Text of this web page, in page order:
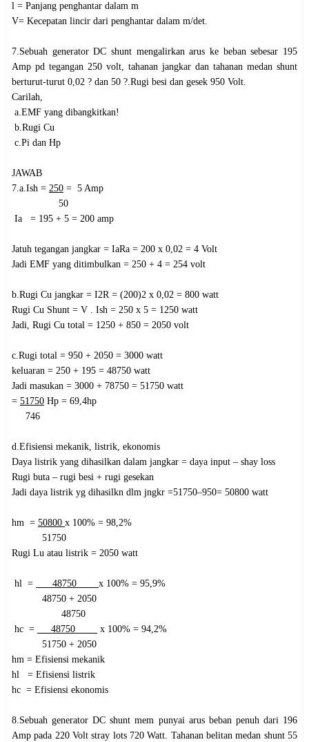
l = Panjang penghantar dalam m
V= Kecepatan lincir dari penghantar dalam m/det.
7.Sebuah generator DC shunt mengalirkan arus ke beban sebesar 195
Amp pd tegangan 250 volt, tahanan jangkar dan tahanan medan shunt
berturut-turut 0,02 ? dan 50 ?.Rugi besi dan gesek 950 Volt.
Carilah,
a.EMF yang dibangkitkan!
b.Rugi Cu
c.Pi dan Hp
JAWAB
7.a.Ish = 250 = 5 Amp
50
Ia = 195 + 5 = 200 amp
Jatuh tegangan jangkar = IaRa = 200 x 0,02 = 4 Volt
Jadi EMF yang ditimbulkan = 250 + 4 = 254 volt
b.Rugi Cu jangkar = I2R = (200)2 x 0,02 = 800 watt
Rugi C­u Shunt = V . Ish = 250 x 5 = 1250 watt
Jadi, Rugi Cu total = 1250 + 850 = 2050 volt
c.Rugi total = 950 + 2050 = 3000 watt
keluaran = 250 + 195 = 48750 watt
Jadi masukan = 3000 + 78750 = 51750 watt
= 51750 Hp = 69,4hp
746
d.Efisiensi mekanik, listrik, ekonomis
Daya listrik yang dihasilkan dalam jangkar = daya input – shay loss
Rugi buta – rugi besi + rugi gesekan
Jadi daya listrik yg dihasilkn dlm jngkr =51750–950= 50800 watt
hm = 50800 x 100% = 98,2%
51750
Rugi Lu atau listrik = 2050 watt
hl = 48750 x 100% = 95,9%
48750 + 2050
48750
hc = 48750
x 100% = 94,2%
51750 + 2050
hm = Efisiensi mekanik
hl = Efisiensi listrik
hc = Efisiensi ekonomis
8.Sebuah generator DC shunt mem punyai arus beban penuh dari 196
Amp pada 220 Volt stray lots 720 Watt. Tahanan belitan medan shunt 55